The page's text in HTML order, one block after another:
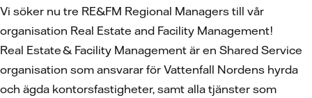
Vi söker nu tre RE&FM Regional Managers till vår
organisation Real Estate and Facility Management!
Real Estate & Facility Management är en Shared Service
organisation som ansvarar för Vattenfall Nordens hyrda
och ägda kontorsfastigheter, samt alla tjänster som